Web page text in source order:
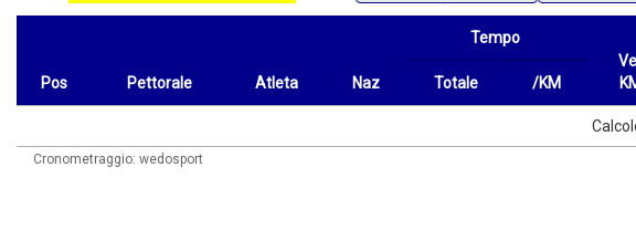
Pos Pettorale Atleta Naz
Tempo
Totale /KM
Cronometraggio: wedosport